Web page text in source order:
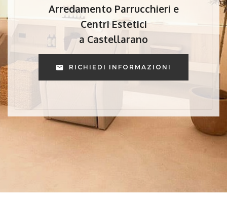
Arredamento Parrucchieri e
Centri Estetici
a Castellarano
RICHIEDI INFORMAZIONI